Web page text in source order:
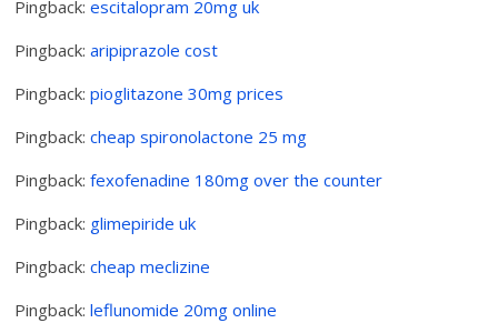
Pingback:escitalopram 20mg uk
Pingback:aripiprazole cost
Pingback:pioglitazone 30mg prices
Pingback:cheap spironolactone 25 mg
Pingback:fexofenadine 180mg over the counter
Pingback: glimepiride uk
Pingback:cheap meclizine
Pingback:leflunomide 20mg online